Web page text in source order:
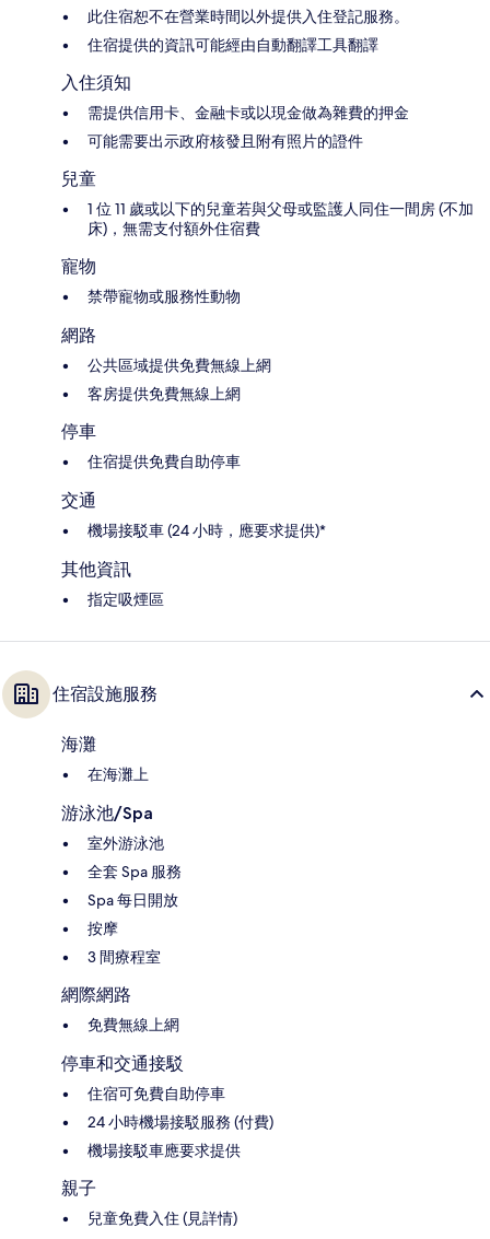
此住宿恕不在營業時間以外提供入住登記服務。
住宿提供的資訊可能經由自動翻譯工具翻譯
入住須知
需提供信用卡、金融卡或以現金做為雜費的押金
可能需要出示政府核發且附有照片的證件
兒童
1 位 11 歲或以下的兒童若與父母或監護人同住一間房 (不加
床)，無需支付額外住宿費
寵物
禁帶寵物或服務性動物
網路
公共區域提供免費無線上網
客房提供免費無線上網
停車
住宿提供免費自助停車
交通
機場接駁車 (24 小時，應要求提供)*
其他資訊
指定吸煙區
住宿設施服務
海灘
在海灘上
游泳池/Spa
室外游泳池
全套 Spa 服務
Spa 每日開放
按摩
3 間療程室
網際網路
免費無線上網
停車和交通接駁
住宿可免費自助停車
24 小時機場接駁服務 (付費)
機場接駁車應要求提供
親子
兒童免費入住 (見詳情)